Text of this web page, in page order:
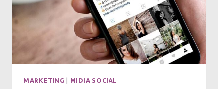
MARKETING | MIDIA SOCIAL